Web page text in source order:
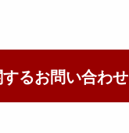
るお問い合わせ